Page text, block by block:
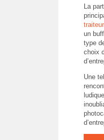
La
un
type
choix
Une